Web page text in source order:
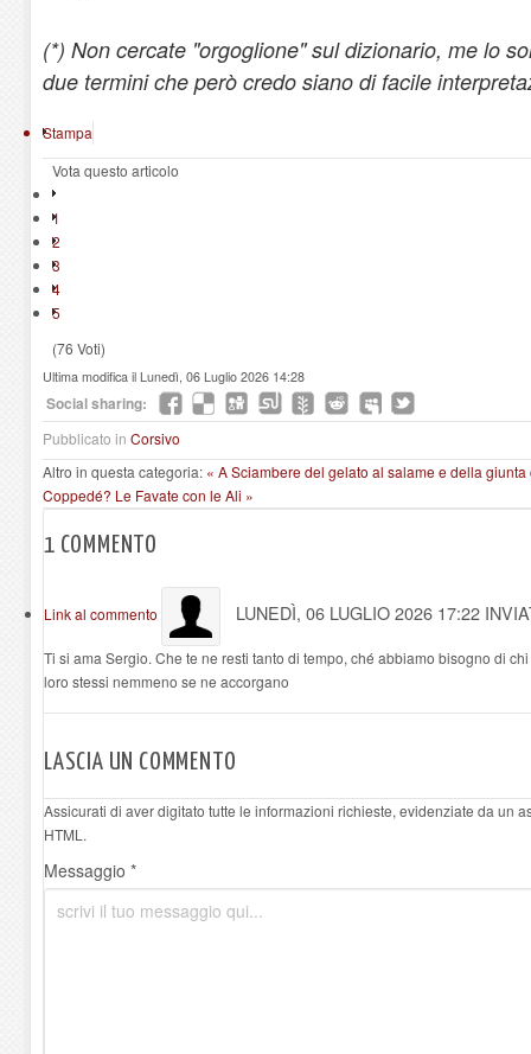
(*) Non cercate "orgoglione" sul dizionario, me lo
due termini che però credo siano di facile
Stampa
Vota questo articolo
1
2
3
4
5
(76 Voti)
Ultima modifica il Lunedì, 06 Luglio 2026 14:28
Social sharing:
Pubblicato in Corsivo
Altro in questa categoria: « A Sciambere del gelato al salame e della
Coppedé? Le Favate con le Ali »
1 COMMENTO
Link al commento LUNEDÌ, 06 LUGLIO 2026 17:22
Ti si ama Sergio. Che te ne resti tanto di tempo, ché abbiamo bisogno di
loro stessi nemmeno se ne accorgano
LASCIA UN COMMENTO
Assicurati di aver digitato tutte le informazioni richieste, evidenziate da un
HTML.
Messaggio *